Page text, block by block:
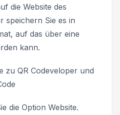
die Website des
speichern Sie es in
auf das über eine
kann.
zu QR Codeveloper und
die Option Website.